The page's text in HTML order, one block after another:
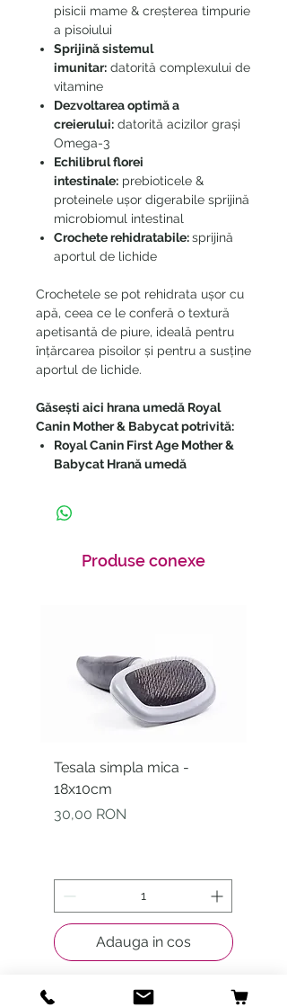
pisicii mame & creșterea timpurie
a pisoiului
Sprijină sistemul
imunitar: datorită complexului de
vitamine
Dezvoltarea optimă a
creierului: datorită acizilor grași
Omega-3
Echilibrul florei
intestinale: prebioticele &
proteinele ușor digerabile sprijină
microbiomul intestinal
Crochete rehidratabile:sprijină
aportul de lichide
Crochetele se pot rehidrata ușor cu
apă, ceea ce le conferă o textură
apetisantă de piure, ideală pentru
înțărcarea pisoilor și pentru a susține
aportul de lichide.
Găsești aici hrana umedă Royal
Canin Mother & Babycat potrivită:
Royal Canin First Age Mother &
Babycat Hrană umedă
Produse conexe
Tesala simpla mica -
18x10cm
Preț
30,00 RON
Adauga in cos